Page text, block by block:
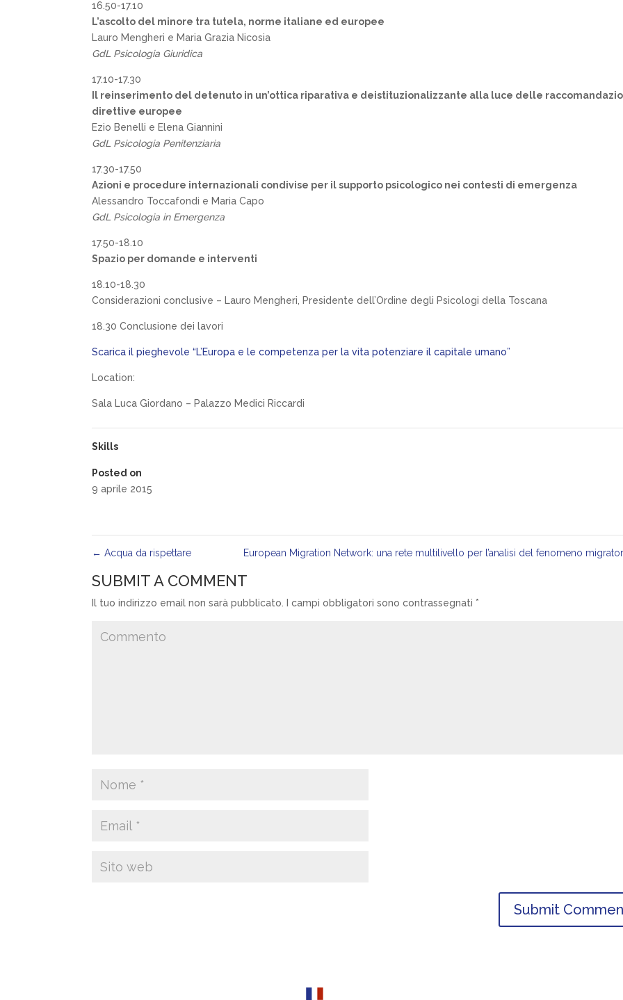
16.50-17.10
L’ascolto del minore tra tutela, norme italiane ed europee
Lauro Mengheri e Maria Grazia Nicosia
GdL Psicologia Giuridica
17.10-17.30
Il reinserimento del detenuto in un’ottica riparativa e deistituzionalizzante alla luce delle
direttive europee
Ezio Benelli e Elena Giannini
GdL Psicologia Penitenziaria
17.30-17.50
Azioni e procedure internazionali condivise per il supporto psicologico nei contesti di emergenza
Alessandro Toccafondi e Maria Capo
GdL Psicologia in Emergenza
17.50-18.10
Spazio per domande e interventi
18.10-18.30
Considerazioni conclusive – Lauro Mengheri, Presidente dell’Ordine degli Psicologi della Toscana
18.30 Conclusione dei lavori
Scarica il pieghevole “L’Europa e le competenza per la vita potenziare il capitale umano”
Location:
Sala Luca Giordano – Palazzo Medici Riccardi
Skills
Posted on
9 aprile 2015
← Acqua da rispettare European Migration Network: una rete multilivello per l’analisi del fenomeno
SUBMIT A COMMENT
Il tuo indirizzo email non sarà pubblicato. I campi obbligatori sono contrassegnati *